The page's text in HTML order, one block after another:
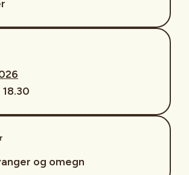
18.30
og omegn